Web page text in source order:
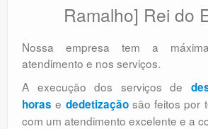
Ramalho] Rei do
Nossa empresa tem a
atendimento e nos serviços.
A execução dos serviços de
horas e dedetizaçãosão feitos por
com um atendimento excelente e a